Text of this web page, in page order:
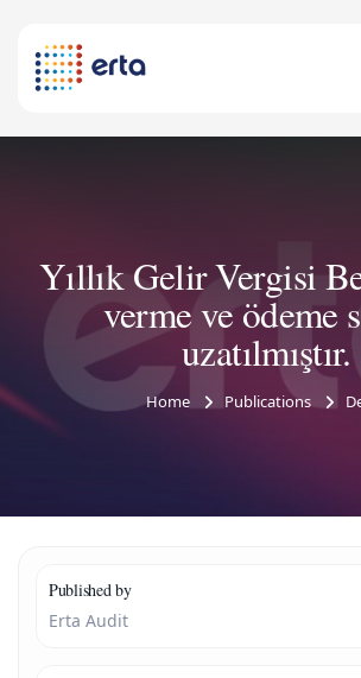
Yıllık Gelir Vergisi
verme ve ödeme
uzatılmıştır.
Home Publications
Published by
Erta Audit